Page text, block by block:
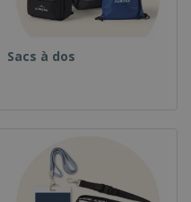
Sacs à dos